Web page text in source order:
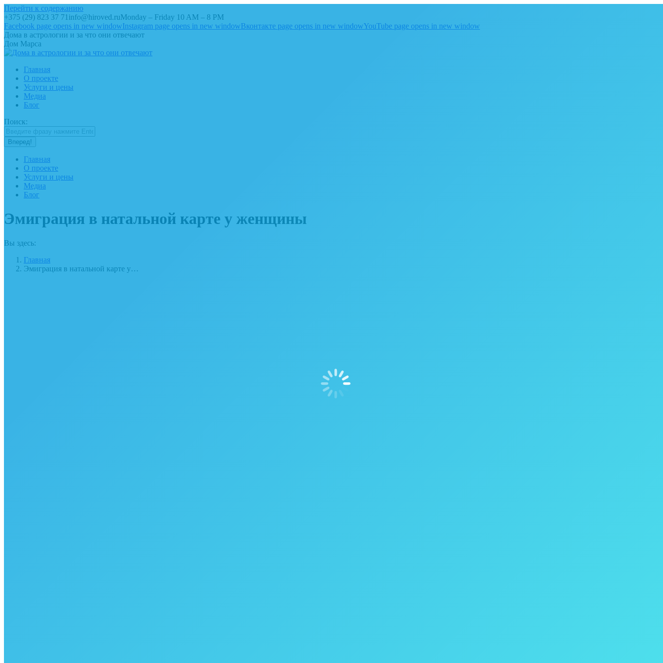
Перейти к содержанию
+375 (29) 823 37 71 info@hiroved.ruMonday – Friday 10 AM – 8 PM
Facebook page opens in new windowInstagram page opens in new windowВконтакте page opens in new windowYouTube page opens in new window
Дома в астрологии и за что они отвечают
Дом Марса
Главная
О проекте
Услуги и цены
Медиа
Блог
Поиск:
Главная
О проекте
Услуги и цены
Медиа
Блог
Эмиграция в натальной карте у женщины
Вы здесь:
Главная
Эмиграция в натальной карте у…